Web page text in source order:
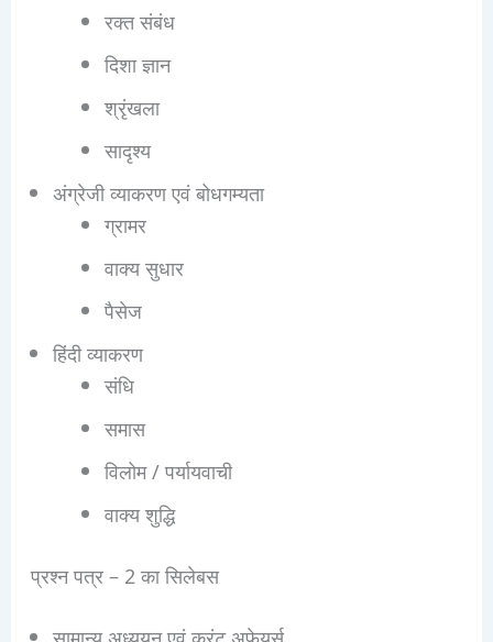
रक्त संबंध
दिशा ज्ञान
श्रृंखला
सादृश्य
अंग्रेजी व्याकरण एवं बोधगम्यता
ग्रामर
वाक्य सुधार
पैसेज
हिंदी व्याकरण
संधि
समास
विलोम / पर्यायवाची
वाक्य शुद्धि
प्रश्न पत्र – 2 का सिलेबस